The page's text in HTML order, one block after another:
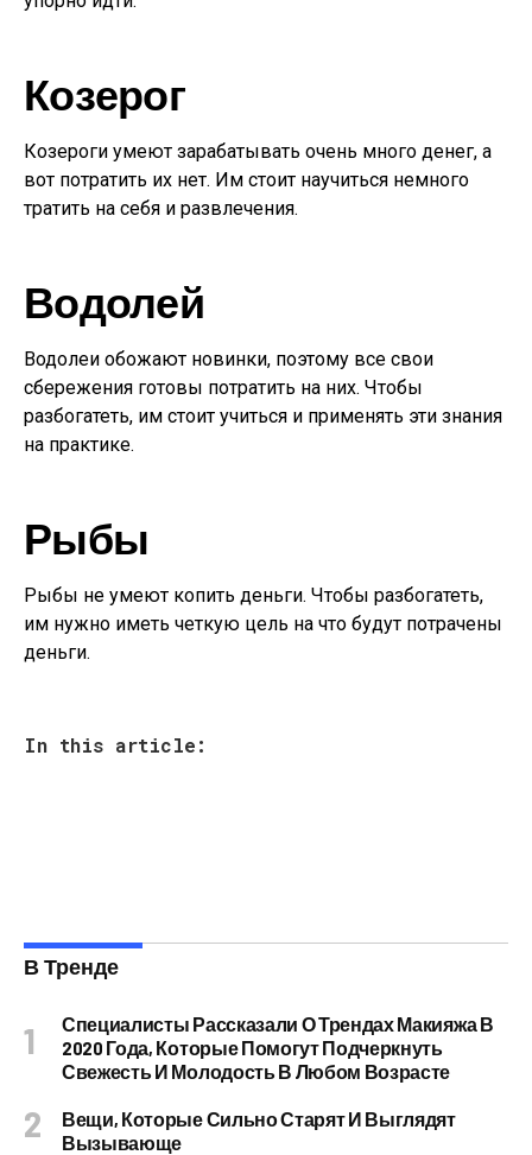
Козерог
Козероги умеют зарабатывать очень много денег, а
вот потратить их нет. Им стоит научиться немного
тратить на себя и развлечения.
Водолей
Водолеи обожают новинки, поэтому все свои
сбережения готовы потратить на них. Чтобы
разбогатеть, им стоит учиться и применять эти знания
на практике.
Рыбы
Рыбы не умеют копить деньги. Чтобы разбогатеть,
им нужно иметь четкую цель на что будут потрачены
деньги.
In this article:
В Тренде
Специалисты Рассказали О Трендах Макияжа В
2020 Года, Которые Помогут Подчеркнуть
Свежесть И Молодость В Любом Возрасте
Вещи, Которые Сильно Старят И Выглядят
Вызывающе